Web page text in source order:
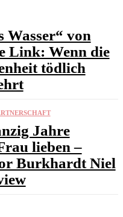
Wasser“ von
Link: Wenn die
tödlich
Jahre
lieben –
Burkhardt Niel